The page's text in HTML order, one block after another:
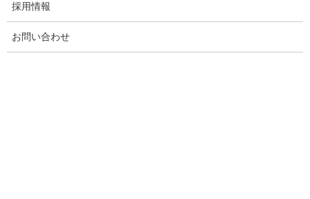
採用情報
お問い合わせ